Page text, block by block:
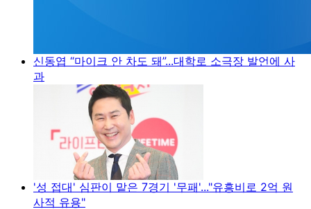
신동엽 “마이크 안 차도 돼”...대학로 소극장 발언에 사
과
'성 접대' 심판이 맡은 7경기 '무패'..."유흥비로 2억 원
사적 유용"